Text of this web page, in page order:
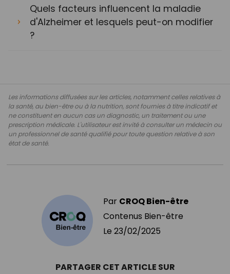
Quels facteurs influencent la maladie
d'Alzheimer et lesquels peut-on modifier
?
Les informations diffusées sur les articles, notamment celles relatives à
la santé, au bien-être ou à la nutrition, sont fournies à titre indicatif et
ne constituent en aucun cas un diagnostic, un traitement ou une
prescription médicale. L'utilisateur est invité à consulter un médecin ou
un professionnel de santé qualifié pour toute question relative à son
état de santé.
Par CROQ Bien-être
Contenus Bien-être
Le 23/02/2025
PARTAGER CET ARTICLE SUR